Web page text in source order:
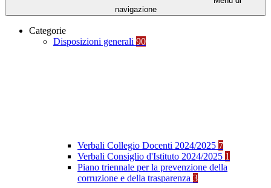
navigazione
Categorie
Disposizioni generali 90
Verbali Collegio Docenti 2024/2025 7
Verbali Consiglio d'Istituto 2024/2025 1
Piano triennale per la prevenzione della
corruzione e della trasparenza 3